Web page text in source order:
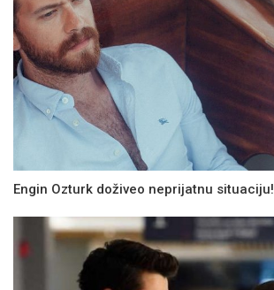
Engin Ozturk doživeo neprijatnu situaciju!